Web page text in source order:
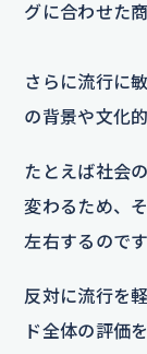
グに合わせた
さらに流行に
の背景や文化
たとえば社会
変わるため、
左右するのです
反対に流行を
ド全体の評価